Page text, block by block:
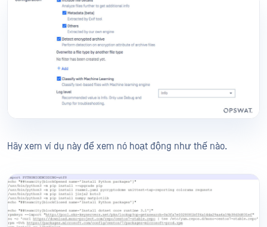
Hãy xem ví dụ này để xem nó hoạt động như thế nào.